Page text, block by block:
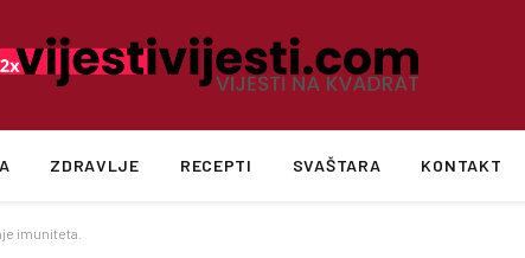
ZDRAVLJE RECEPTI SVAŠTARA KONTAKT
imuniteta.